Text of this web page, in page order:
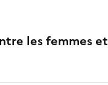
les femmes